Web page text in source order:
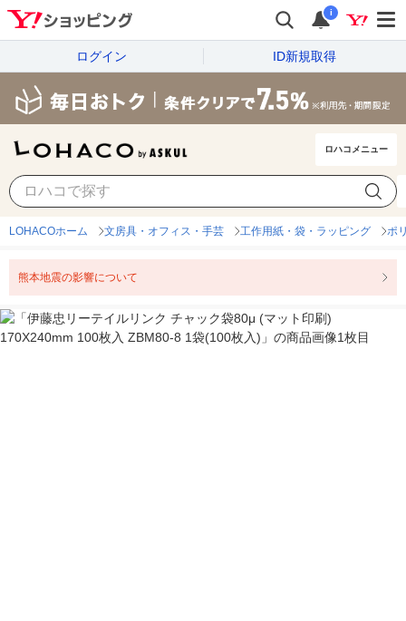
i
ログイン ID新規取得
ロハコメニュー
LOHACOホーム 文房具・オフィス・手芸 工作用紙・袋・ラッピング ポ
熊本地震の影響について